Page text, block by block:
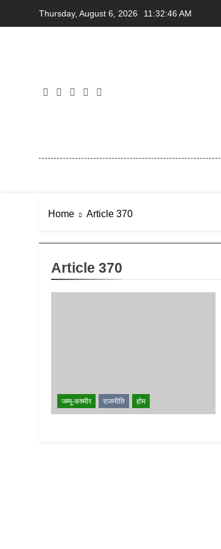
Thursday, August 6, 2026 11:32:47 AM
Home Article 370
Article 370
जम्मू-कश्मीर राजनीति होम